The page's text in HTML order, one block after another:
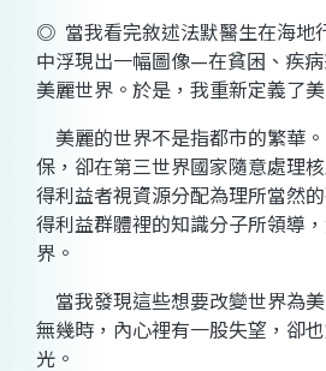
◎ 當我看完敘述法默醫生在海地
中浮現出一幅圖像—在貧困、疾
美麗世界。於是，我重新定義了美
美麗的世界不是指都市的繁華
保，卻在第三世界國家隨意處理
得利益者視資源分配為理所當然
得利益群體裡的知識分子所領導
界。
當我發現這些想要改變世界為
無幾時，內心裡有一股失望，卻
光。